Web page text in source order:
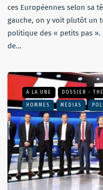
ces Européennes selon sa
gauche, on y voit plutôt un
politique des « petits pas ».
de…
A LA UNE DOSSIER -
HOMMES MÉDIAS